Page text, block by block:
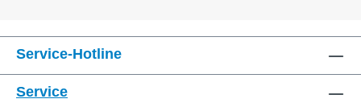
Service-Hotline
Service